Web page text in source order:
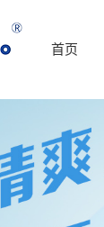
首页